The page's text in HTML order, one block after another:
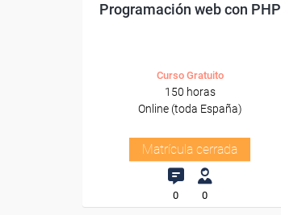
Programación web con PHP
Curso Gratuito
150 horas
Online (toda España)
Matrícula cerrada
0 0